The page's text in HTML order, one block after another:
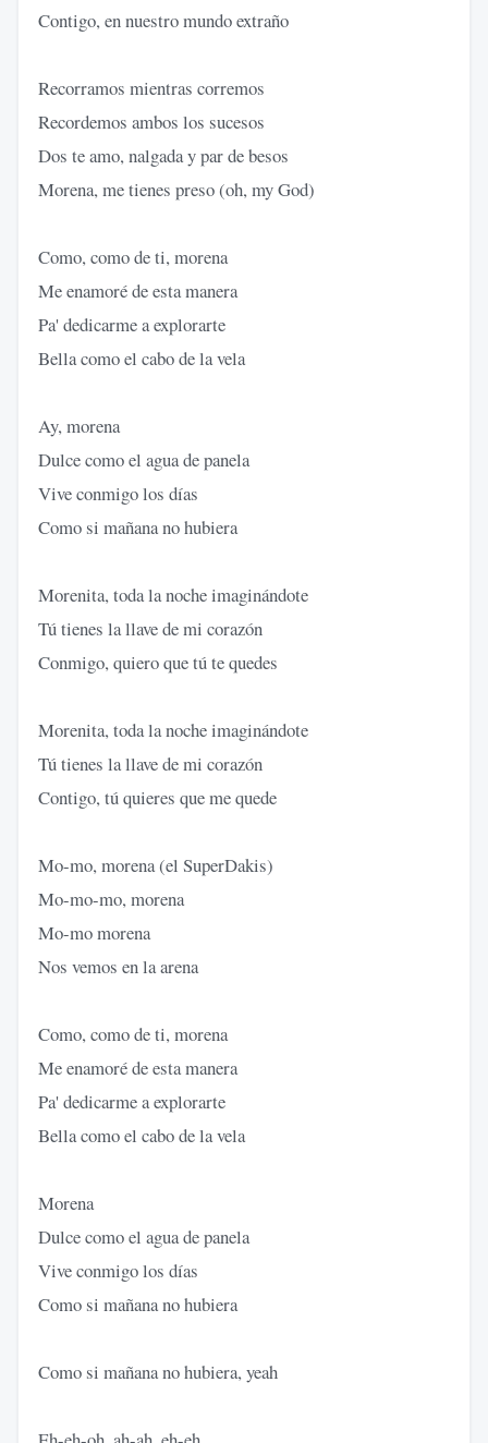
Contigo, en nuestro mundo extraño
Recorramos mientras corremos
Recordemos ambos los sucesos
Dos te amo, nalgada y par de besos
Morena, me tienes preso (oh, my God)
Como, como de ti, morena
Me enamoré de esta manera
Pa' dedicarme a explorarte
Bella como el cabo de la vela
Ay, morena
Dulce como el agua de panela
Vive conmigo los días
Como si mañana no hubiera
Morenita, toda la noche imaginándote
Tú tienes la llave de mi corazón
Conmigo, quiero que tú te quedes
Morenita, toda la noche imaginándote
Tú tienes la llave de mi corazón
Contigo, tú quieres que me quede
Mo-mo, morena (el SuperDakis)
Mo-mo-mo, morena
Mo-mo morena
Nos vemos en la arena
Como, como de ti, morena
Me enamoré de esta manera
Pa' dedicarme a explorarte
Bella como el cabo de la vela
Morena
Dulce como el agua de panela
Vive conmigo los días
Como si mañana no hubiera
Como si mañana no hubiera, yeah